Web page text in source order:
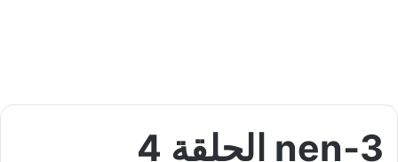
3-nen الحلقة 4